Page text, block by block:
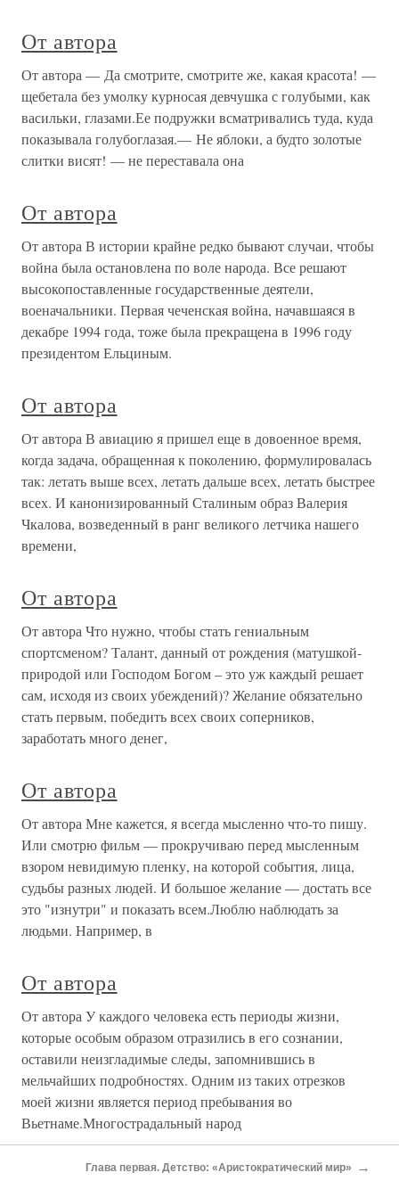
От автора
От автора — Да смотрите, смотрите же, какая красота! —
щебетала без умолку курносая девчушка с голубыми, как
васильки, глазами.Ее подружки всматривались туда, куда
показывала голубоглазая.— Не яблоки, а будто золотые
слитки висят! — не переставала она
От автора
От автора В истории крайне редко бывают случаи, чтобы
война была остановлена по воле народа. Все решают
высокопоставленные государственные деятели,
военачальники. Первая чеченская война, начавшаяся в
декабре 1994 года, тоже была прекращена в 1996 году
президентом Ельциным.
От автора
От автора В авиацию я пришел еще в довоенное время,
когда задача, обращенная к поколению, формулировалась
так: летать выше всех, летать дальше всех, летать быстрее
всех. И канонизированный Сталиным образ Валерия
Чкалова, возведенный в ранг великого летчика нашего
времени,
От автора
От автора Что нужно, чтобы стать гениальным
спортсменом? Талант, данный от рождения (матушкой-
природой или Господом Богом – это уж каждый решает
сам, исходя из своих убеждений)? Желание обязательно
стать первым, победить всех своих соперников,
заработать много денег,
От автора
От автора Мне кажется, я всегда мысленно что-то пишу.
Или смотрю фильм — прокручиваю перед мысленным
взором невидимую пленку, на которой события, лица,
судьбы разных людей. И большое желание — достать все
это "изнутри" и показать всем.Люблю наблюдать за
людьми. Например, в
От автора
От автора У каждого человека есть периоды жизни,
которые особым образом отразились в его сознании,
оставили неизгладимые следы, запомнившись в
мельчайших подробностях. Одним из таких отрезков
моей жизни является период пребывания во
Вьетнаме.Многострадальный народ
От автораГлава первая. Детство: «Аристократический мир» →